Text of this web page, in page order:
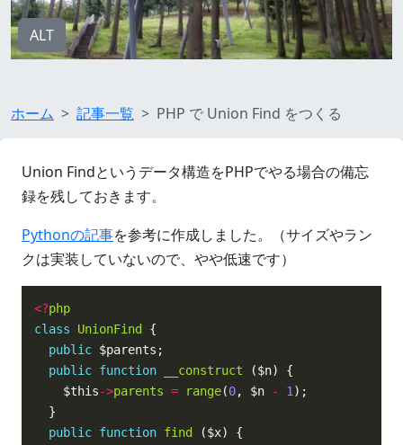
ALT
ホーム 記事一覧 PHP で Union Find をつくる
Union Findというデータ構造をPHPでやる場合の備忘
録を残しておきます。
Pythonの記事を参考に作成しました。（サイズやラン
クは実装していないので、やや低速です）
<?php
class
UnionFind
public
public function __construct
    $this
->parents = range(0, $n - 1
public function find